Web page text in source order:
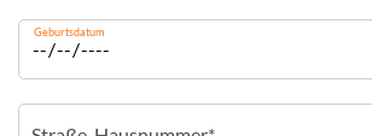
Geburtsdatum